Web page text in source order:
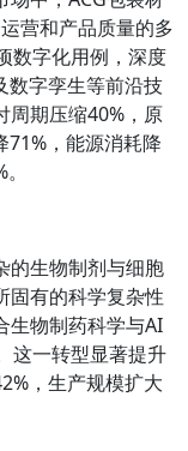
营和产品质量的多
数字化用例，深度
数字孪生等前沿技
周期压缩40%，原
71%，能源消耗降
的生物制剂与细胞
固有的科学复杂性
生物制药科学与AI
这一转型显著提升
，生产规模扩大